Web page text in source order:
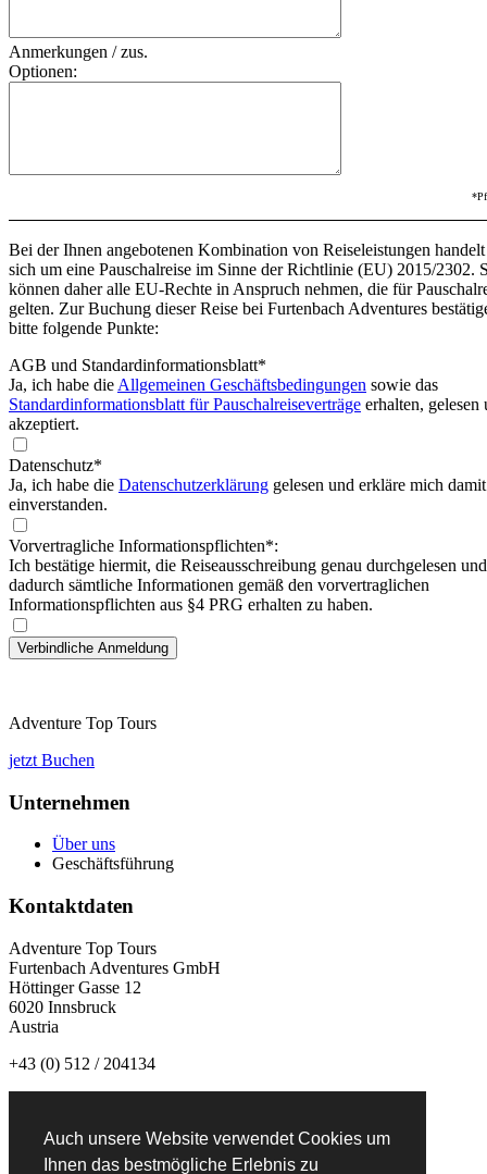
Auch unsere Website verwendet Cookies um
Ihnen das bestmögliche Erlebnis zu
Anmerkungen / zus.
Optionen:
Bei der Ihnen angebotenen Kombination von Reiseleistungen handelt
sich um eine Pauschalreise im Sinne der Richtlinie (EU) 2015/2302.
können daher alle EU-Rechte in Anspruch nehmen, die für
gelten. Zur Buchung dieser Reise bei Furtenbach Adventures
bitte folgende Punkte:
AGB und Standardinformationsblatt*
Ja, ich habe die Allgemeinen Geschäftsbedingungen sowie das
Standardinformationsblatt für Pauschalreiseverträge erhalten, gelesen
akzeptiert.
Datenschutz*
Ja, ich habe die Datenschutzerklärung gelesen und erkläre mich damit
einverstanden.
Vorvertragliche Informationspflichten*:
Ich bestätige hiermit, die Reiseausschreibung genau durchgelesen und
dadurch sämtliche Informationen gemäß den vorvertraglichen
Informationspflichten aus §4 PRG erhalten zu haben.
Adventure Top Tours
jetzt Buchen
Unternehmen
Über uns
Geschäftsführung
Kontaktdaten
Adventure Top Tours
Furtenbach Adventures GmbH
Höttinger Gasse 12
6020 Innsbruck
Austria
+43 (0) 512 / 204134
Newsletteranmeldung: